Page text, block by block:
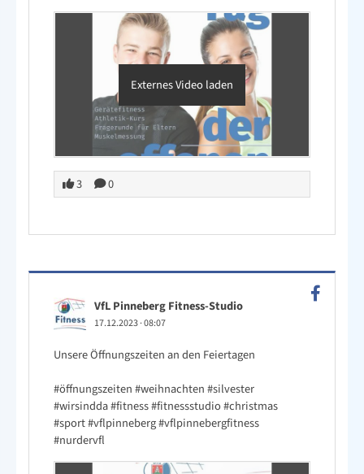
Externes Video laden
3 0
VfL Pinneberg Fitness-Studio
17.12.2023·08:07
Unsere Öffnungszeiten an den Feiertagen
#öffnungszeiten#weihnachten#silvester
#wirsindda#fitness#fitnessstudio#christmas
#sport#vflpinneberg#vflpinnebergfitness
#nurdervfl